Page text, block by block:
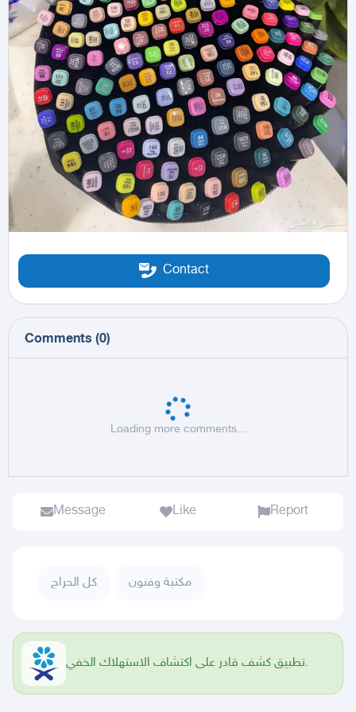
Contact
Comments (0)
Loading more comments...
Message Like Report
كل الحراج مكتبة وفنون
تطبيق كشف قادر على اكتشاف الاستهلاك الخفي.